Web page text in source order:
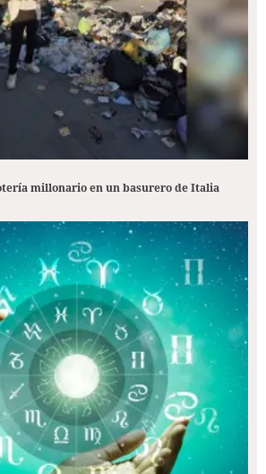
millonario en un basurero de Italia